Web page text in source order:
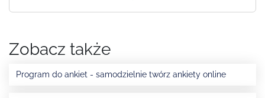
Zobacz także
Program do ankiet - samodzielnie twórz ankiety online